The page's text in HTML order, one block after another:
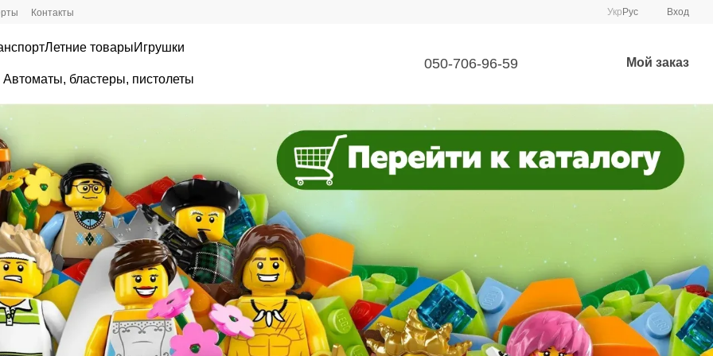
Контакты Укр Рус Вход
Летние товарыИгрушки
бластеры, пистолеты
050-706-96-59 Мой заказ